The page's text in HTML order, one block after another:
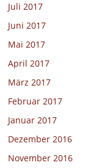
Juli 2017
Juni 2017
Mai 2017
April 2017
März 2017
Februar 2017
Januar 2017
Dezember 2016
November 2016